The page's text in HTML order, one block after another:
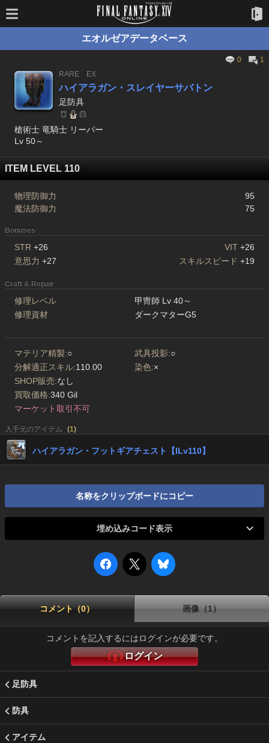
エオルゼアデータベース
0
1
RARE
EX
ハイアラガン・スレイヤーサバトン
足防具
槍術士 竜騎士 リーパー
Lv 50～
ITEM LEVEL 110
物理防御力
95
魔法防御力
75
Bonuses
STR +26 VIT +26
意思力 +27 スキルスピード +19
Craft & Repair
修理レベル
甲冑師 Lv 40～
修理資材
ダークマターG5
マテリア精製:○ 武具投影:○
分解適正スキル:110.00 染色:×
SHOP販売:なし
買取価格:340 Gil
マーケット取引不可
入手元のアイテム (1)
ハイアラガン・フットギアチェスト【ILv110】
名称をクリップボードにコピー
埋め込みコード表示
コメント（0） 画像（1）
コメントを記入するにはログインが必要です。
ログイン
足防具
防具
アイテム